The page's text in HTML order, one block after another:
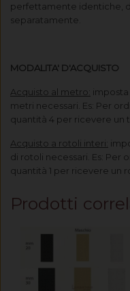
perfettamente identiche,
separatamente.
MODALITA' D'ACQUISTO
Acquisto al metro:
metri necessari. Es: Per
quantità 4 per ricevere un
Acquisto a rotoli interi:
di rotoli necessari. Es: Per
quantità 1 per ricevere un
Prodotti